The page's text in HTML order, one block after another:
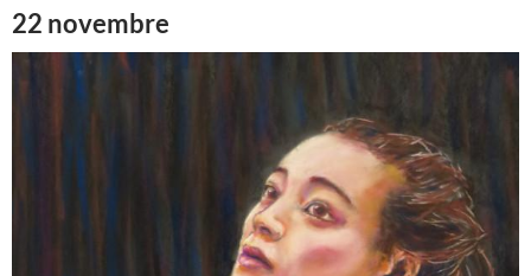
22 novembre